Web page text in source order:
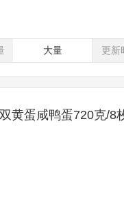
大量 更新
黄蛋咸鸭蛋720克/8